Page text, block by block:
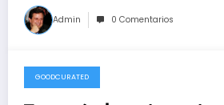
Admin 0 Comentarios
21/02/2021
GOODCURATED